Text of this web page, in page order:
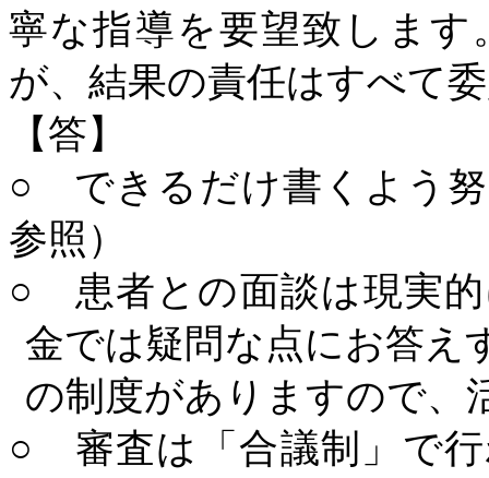
寧な指導を要望致しま
が、結果の責任はすべて
【答】
○ できるだけ書くよう努
参照）
○ 患者との面談は現実的
金では疑問な点にお答え
の制度がありますので、
○ 審査は「合議制」で行